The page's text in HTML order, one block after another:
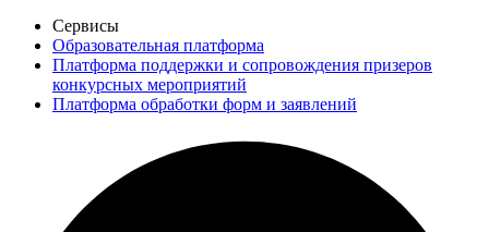
Сервисы
Образовательная платформа
Платформа поддержки и сопровождения призеров
конкурсных мероприятий
Платформа обработки форм и заявлений